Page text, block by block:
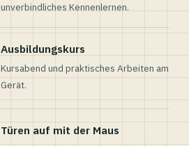
unverbindliches Kennenlernen.
Ausbildungskurs
Kursabend und praktisches Arbeiten am
Gerät.
Türen auf mit der Maus